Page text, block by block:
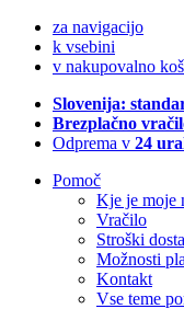
za navigacijo
k vsebini
v nakupovalno
Slovenija:
Brezplačno
Odprema v 24
Pomoč
Kje je moje
Vračilo
Stroški
Možnosti
Kontakt
Vse teme